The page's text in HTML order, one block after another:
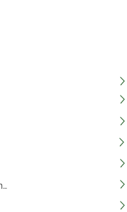
Konsultavimasis su visuomene